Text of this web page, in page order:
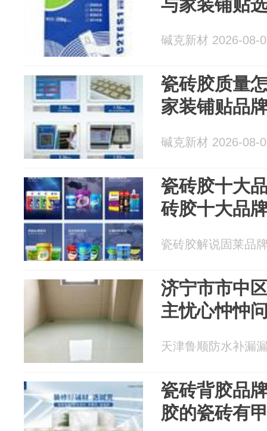
与家装铺贴
碱克新材 2026-08-
瓷砖胶质量
家装铺贴品
碱克新材 2026-08-
瓷砖胶十大
砖胶十大品
瓷砖胶解说固莱品
济宁市市中
主忧心忡忡
天津鲁顺防水补漏
瓷砖背胶品
胶的瓷砖有